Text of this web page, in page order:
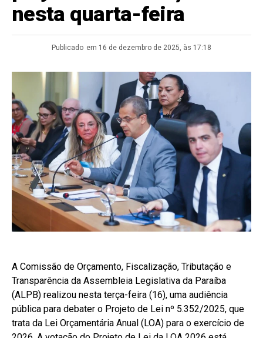
nesta quarta-feira
Publicado em 16 de dezembro de 2025, às 17:18
A Comissão de Orçamento, Fiscalização, Tributação e
Transparência da Assembleia Legislativa da Paraíba
(ALPB) realizou nesta terça-feira (16), uma audiência
pública para debater o Projeto de Lei nº 5.352/2025, que
trata da Lei Orçamentária Anual (LOA) para o exercício de